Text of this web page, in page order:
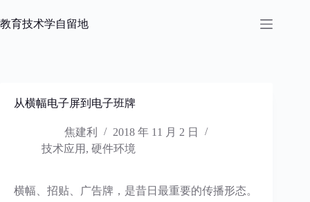
过
教育技术学自留地
从横幅电子屏到电子班牌
焦建利
2018 年 11 月 2 日
技术应用 , 硬件环境
横幅、招贴、广告牌，是昔日最重要的传播形态。